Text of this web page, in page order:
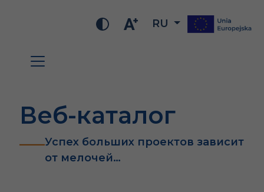
RU
Веб-каталог
Успех больших проектов зависит
от мелочей…